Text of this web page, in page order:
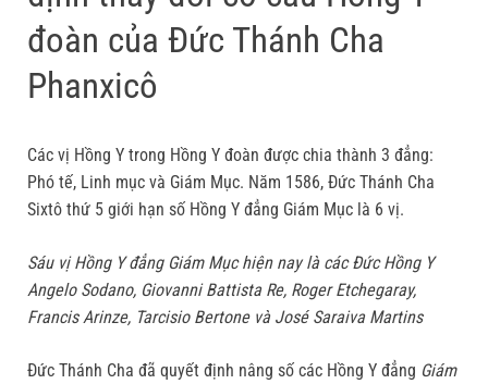
đoàn của Đức Thánh Cha
Phanxicô
Các vị Hồng Y trong Hồng Y đoàn được chia thành 3 đẳng:
Phó tế, Linh mục và Giám Mục. Năm 1586, Đức Thánh Cha
Sixtô thứ 5 giới hạn số Hồng Y đẳng Giám Mục là 6 vị.
Sáu vị Hồng Y đẳng Giám Mục hiện nay là các Đức Hồng Y
Angelo Sodano, Giovanni Battista Re, Roger Etchegaray,
Francis Arinze, Tarcisio Bertone và José Saraiva Martins
Đức Thánh Cha đã quyết định nâng số các Hồng Y đẳng Giám